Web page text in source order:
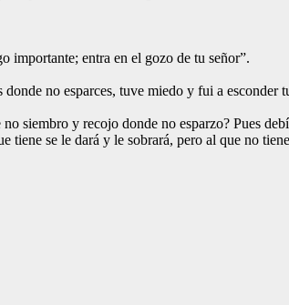
importante; entra en el gozo de tu señor”.
donde no esparces, tuve miedo y fui a
siembro y recojo donde no esparzo? Pues
tiene se le dará y le sobrará, pero al que no